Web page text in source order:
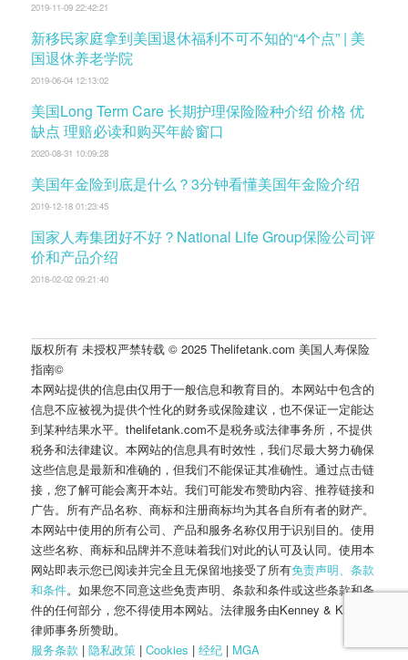
2019-11-09 22:42:21
新移民家庭拿到美国退休福利不可不知的“4个点” | 美
国退休养老学院
2019-06-04 12:13:02
美国Long Term Care 长期护理保险险种介绍 价格 优
缺点 理赔必读和购买年龄窗口
2020-08-31 10:09:28
美国年金险到底是什么？3分钟看懂美国年金险介绍
2019-12-18 01:23:45
国家人寿集团好不好？National Life Group保险公司评
价和产品介绍
2018-02-02 09:21:40
版权所有 未授权严禁转载 © 2025 Thelifetank.com 美国人寿保险
指南©️
本网站提供的信息由仅用于一般信息和教育目的。本网站中包含的
信息不应被视为提供个性化的财务或保险建议，也不保证一定能达
到某种结果水平。thelifetank.com不是税务或法律事务所，不提供
税务和法律建议。本网站的信息具有时效性，我们尽最大努力确保
这些信息是最新和准确的，但我们不能保证其准确性。通过点击链
接，您了解可能会离开本站。我们可能发布赞助内容、推荐链接和
广告。所有产品名称、商标和注册商标均为其各自所有者的财产。
本网站中使用的所有公司、产品和服务名称仅用于识别目的。使用
这些名称、商标和品牌并不意味着我们对此的认可及认同。使用本
网站即表示您已阅读并完全且无保留地接受了所有免责声明、条款
和条件。如果您不同意这些免责声明、条款和条件或这些条款和条
件的任何部分，您不得使用本网站。法律服务由Kenney & Kropff
律师事务所赞助。
服务条款 | 隐私政策 | Cookies | 经纪 | MGA